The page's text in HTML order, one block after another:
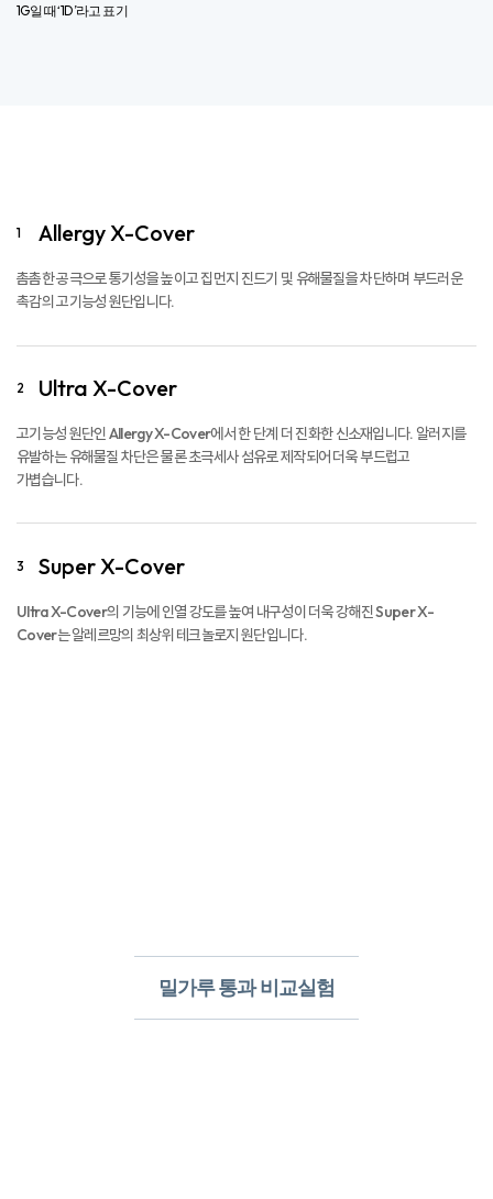
1G일 때 ‘1D’라고 표기​
1 Allergy X-Cover
촘촘한 공극으로 통기성을 높이고 집먼지 진드기 및 유해물질을 차단하며 부드러운
촉감의 고기능성 원단입니다.
2 Ultra X-Cover
고기능성 원단인 Allergy X-Cover에서 한 단계 더 진화한 신소재입니다. 알러지를
유발하는 유해물질 차단은 물론 초극세사 섬유로 제작되어 더욱 부드럽고
가볍습니다.
3 Super X-Cover
Ultra X-Cover의 기능에 인열 강도를 높여 내구성이 더욱 강해진 Super X-
Cover는 알레르망의 최상위 테크놀로지 원단입니다.